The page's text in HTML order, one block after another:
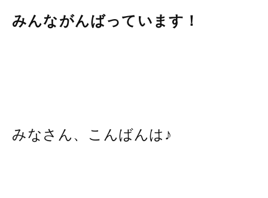
みんながんばっています！
みなさん、こんばんは♪